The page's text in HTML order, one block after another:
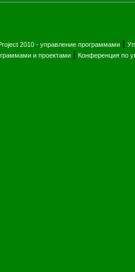
2010 - управление программами
и проектами| Конференция по